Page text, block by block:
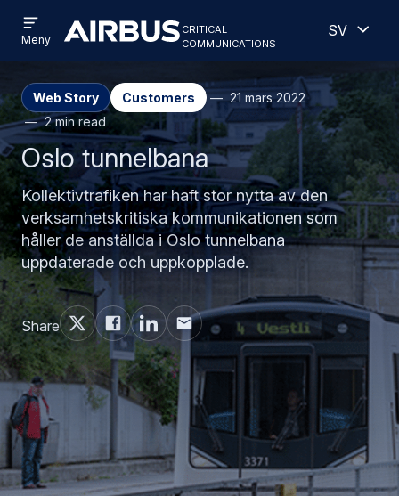
Hoppa
till
huvudinnehåll
Skip
to
search
Criticalcommunications
critical
communications
menu
Meny
Swedish
Web Story Customers
21 mars 2022
2 min read
Oslo tunnelbana
Kollektivtrafiken har haft stor nytta av den
verksamhetskritiska kommunikationen som
håller de anställda i Oslo tunnelbana
uppdaterade och uppkopplade.
Share